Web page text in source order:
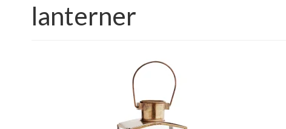
lanterner